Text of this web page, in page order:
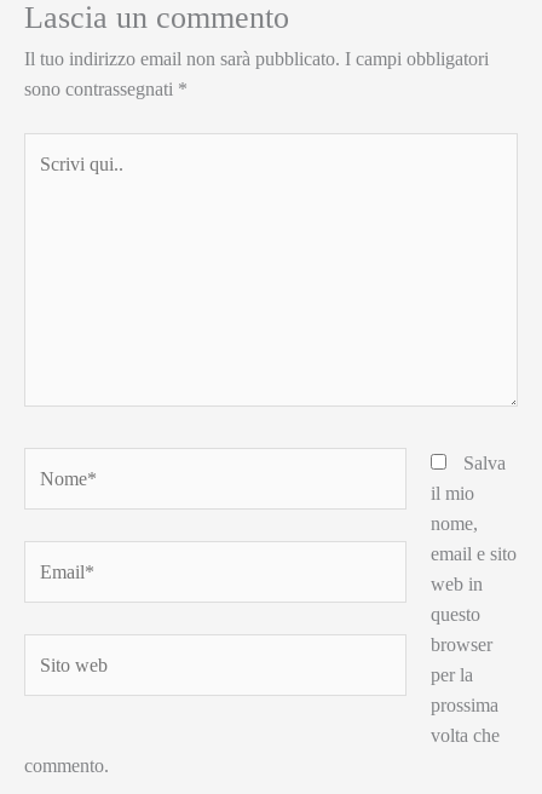
Lascia un commento
Il tuo indirizzo email non sarà pubblicato. I campi obbligatori
sono contrassegnati *
qui..
web
Salva
il mio
nome,
email e sito
web in
questo
browser
per la
prossima
volta che
commento.